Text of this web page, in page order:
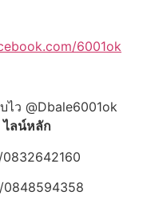
6001ok
ไว @Dbale6001ok
ไลน์หลัก
0848594358